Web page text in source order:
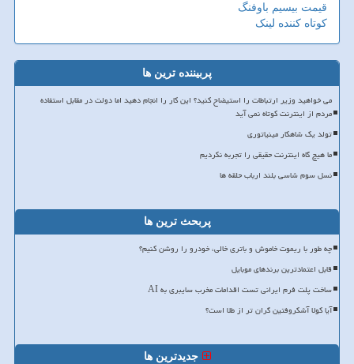
قیمت بیسیم باوفنگ
کوتاه کننده لینک
پربیننده ترین ها
می خواهید وزیر ارتباطات را استیضاح کنید؟ این کار را انجام دهید اما دولت در مقابل استفاده
مردم از اینترنت کوتاه نمی آید
تولد یک شاهکار مینیاتوری
ما هیچ گاه اینترنت حقیقی را تجربه نکردیم
نسل سوم شاسی بلند ارباب حلقه ها
پربحث ترین ها
چه طور با ریموت خاموش و باتری خالی، خودرو را روشن کنیم؟
قابل اعتمادترین برندهای موبایل
ساخت پلت فرم ایرانی تست اقدامات مخرب سایبری به AI
آیا کولا آشکروفتین گران تر از طلا است؟
جدیدترین ها